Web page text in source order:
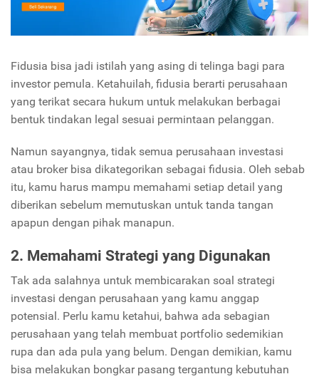
Fidusia bisa jadi istilah yang asing di telinga bagi para
investor pemula. Ketahuilah, fidusia berarti perusahaan
yang terikat secara hukum untuk melakukan berbagai
bentuk tindakan legal sesuai permintaan pelanggan.
Namun sayangnya, tidak semua perusahaan investasi
atau broker bisa dikategorikan sebagai fidusia. Oleh sebab
itu, kamu harus mampu memahami setiap detail yang
diberikan sebelum memutuskan untuk tanda tangan
apapun dengan pihak manapun.
2. Memahami Strategi yang Digunakan
Tak ada salahnya untuk membicarakan soal strategi
investasi dengan perusahaan yang kamu anggap
potensial. Perlu kamu ketahui, bahwa ada sebagian
perusahaan yang telah membuat portfolio sedemikian
rupa dan ada pula yang belum. Dengan demikian, kamu
bisa melakukan bongkar pasang tergantung kebutuhan